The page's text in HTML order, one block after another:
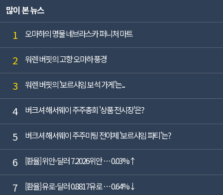
많이 본 뉴스
1 오마하의 명물 네브라스카 퍼니처 마트
2 워렌 버핏의 고향 오마하 풍경
3 워렌 버핏의 '보르샤임 보석 가게'는...
4 버크셔 해서웨이 주주총회 '상품 전시장'은?
5 버크셔 해서웨이 주주미팅 전야제 '보르샤임 파티'는?
6 [환율] 위안-달러 7.2026위안 … 0.03%↑
7 [환율] 유로-달러 0.8817유로 … 0.64%↓